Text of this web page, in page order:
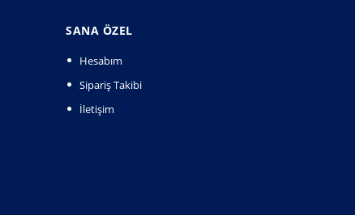
SANA ÖZEL
Hesabım
Sipariş Takibi
İletişim